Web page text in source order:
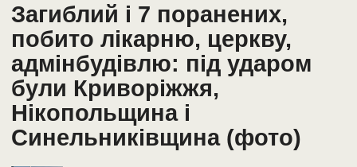
Загиблий і 7 поранених,
побито лікарню, церкву,
адмінбудівлю: під ударом
були Криворіжжя,
Нікопольщина і
Синельниківщина (фото)